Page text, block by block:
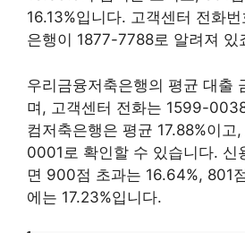
16.13%입니다. 고객센터 전화
은행이 1877-7788로 알려져 있
우리금융저축은행의 평균 대출
며, 고객센터 전화는 1599-
컴저축은행은 평균 17.88%이
0001로 확인할 수 있습니다. 신
면 900점 초과는 16.64%, 801
에는 17.23%입니다.